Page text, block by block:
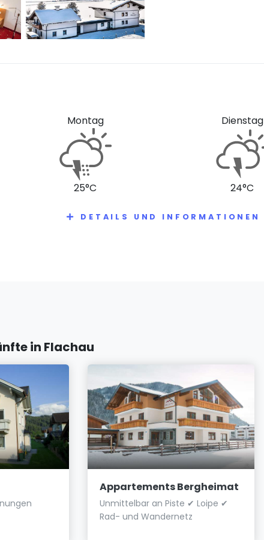
Montag
25°C
Dienstag
24°C
DETAILS UND INFORMATIONEN
in Flachau
Appartements Bergheimat
Unmittelbar an Piste ✔ Loipe ✔
Rad- und Wandernetz